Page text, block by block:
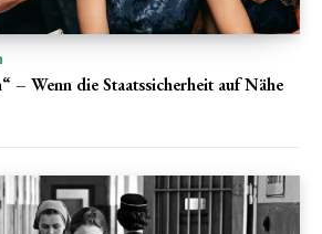
– Wenn die Staatssicherheit auf Nähe